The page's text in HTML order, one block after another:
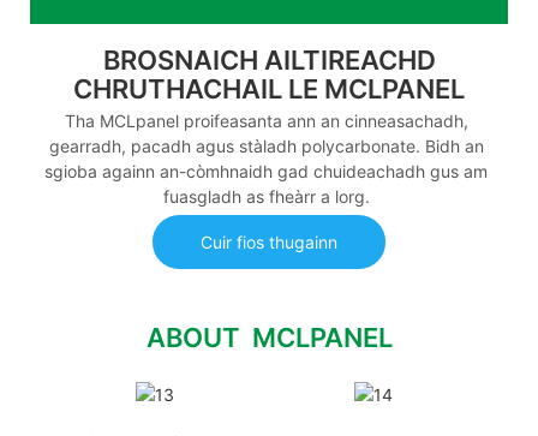
BROSNAICH AILTIREACHD
CHRUTHACHAIL LE MCLPANEL
Tha MCLpanel proifeasanta ann an cinneasachadh,
gearradh, pacadh agus stàladh polycarbonate. Bidh an
sgioba againn an-còmhnaidh gad chuideachadh gus am
fuasgladh as fheàrr a lorg.
Cuir fios thugainn
ABOUT MCLPANEL